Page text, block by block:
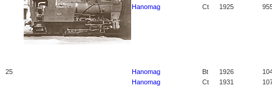
Hanomag Ct 1925
25 Hanomag Bt 1926
Hanomag
Ct 1931